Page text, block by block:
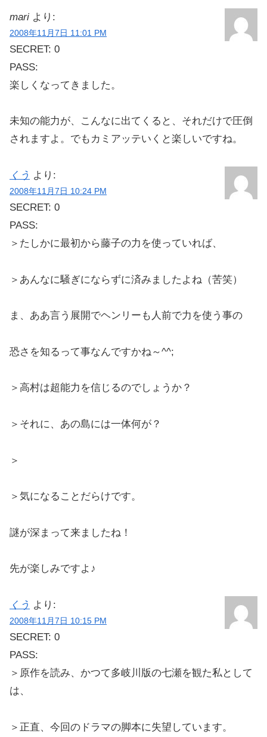
mari より:
2008年11月7日 11:01 PM
SECRET: 0
PASS:
楽しくなってきました。
未知の能力が、こんなに出てくると、それだけで圧倒
されますよ。でもカミアッテいくと楽しいですね。
くう より:
2008年11月7日 10:24 PM
SECRET: 0
PASS:
＞たしかに最初から藤子の力を使っていれば、
＞あんなに騒ぎにならずに済みましたよね（苦笑）
ま、ああ言う展開でヘンリーも人前で力を使う事の
恐さを知るって事なんですかね～^^;
＞高村は超能力を信じるのでしょうか？
＞それに、あの島には一体何が？
＞
＞気になることだらけです。
謎が深まって来ましたね！
先が楽しみですよ♪
くう より:
2008年11月7日 10:15 PM
SECRET: 0
PASS:
＞原作を読み、かつて多岐川版の七瀬を観た私として
は、
＞正直、今回のドラマの脚本に失望しています。